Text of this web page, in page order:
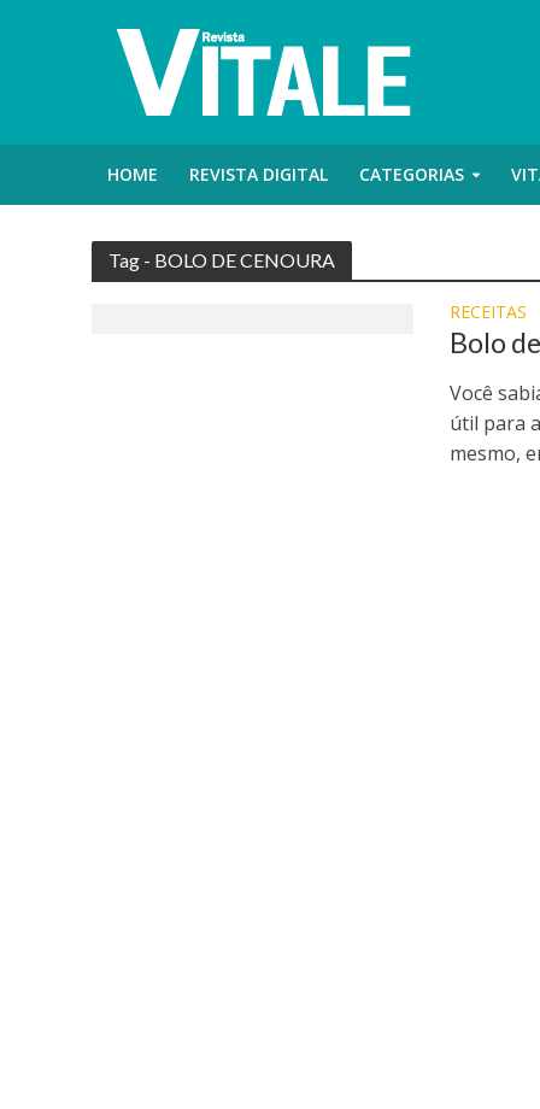
HOME REVISTA DIGITAL CATEGORIAS
Tag - BOLO DE CENOURA
RECEITAS
Bolo
Você
útil para
mesmo,